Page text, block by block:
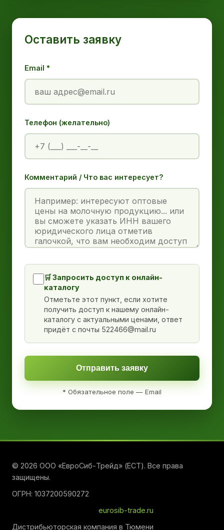
Оставить заявку
Email *
Телефон (желательно)
Комментарий / Что вас интересует?
🛒 Запросить доступ к онлайн-
каталогу
Отметьте этот пункт, если хотите
получить доступ к нашему онлайн-
каталогу с актуальными ценами, ответ
придёт с почты 522466@mail.ru
Отправить заявку
* Обязательное поле — Email
© 2026 ООО «ЕвроСиб-Трейд» (ЕСТ). Все права
защищены.
ОГРН: 1037200590272
eurosib-trade.ru
Дистрибьюторская компания в Тюмени